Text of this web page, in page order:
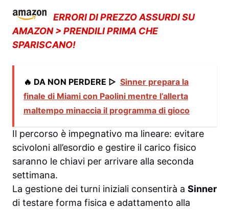
ERRORI DI PREZZO ASSURDI SU
AMAZON > PRENDILI PRIMA CHE
SPARISCANO!
🔥 DA NON PERDERE ▷ Sinner prepara la
finale di Miami con Paolini mentre l’allerta
maltempo minaccia il programma di gioco
Il percorso è impegnativo ma lineare: evitare
scivoloni all’esordio e gestire il carico fisico
saranno le chiavi per arrivare alla seconda
settimana.
La gestione dei turni iniziali consentirà a Sinner
di testare forma fisica e adattamento alla